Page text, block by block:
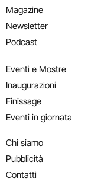
Magazine
Newsletter
Podcast
Eventi e Mostre
Inaugurazioni
Finissage
Eventi in giornata
Chi siamo
Pubblicità
Contatti